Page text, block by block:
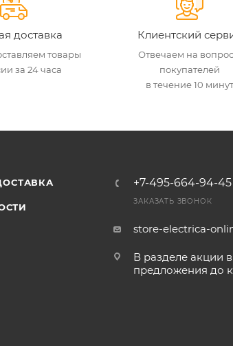
доставка
товары
за 24 часа
Клиентский
Отвечаем на
покупателей
в течение 10 минут
+7-495-664-94-45
ЗАКАЗАТЬ ЗВОНОК
store-electrica-
В разделе акции
предложения до